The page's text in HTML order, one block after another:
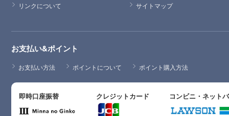
リンクについて
サイトマップ
お支払い&ポイント
お支払い方法 ポイントについて ポイント購入方法
即時口座振替 クレジットカード コンビニ・ネット